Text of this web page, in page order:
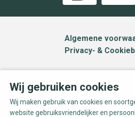
Algemene
Privacy- &
Wij gebruiken cookies
Wij maken gebruik van cookies en
website gebruiksvriendelijker en